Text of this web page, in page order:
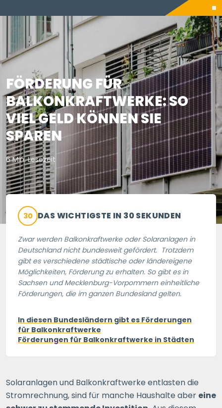
FÖRDERUNG FÜR
BALKONKRAFTWERKE: SO
VIEL GELD KÖNNEN SIE
SPAREN
6 Min. Lesezeit
30 DAS WICHTIGSTE IN 30 SEKUNDEN
Zwar werden Balkonkraftwerke oder Solaranlagen in
Deutschland nicht bundesweit gefördert. Trotzdem
gibt es verschiedene städtische oder ländereigene
Möglichkeiten, Förderung zu erhalten. So gibt es in
Sachsen und Mecklenburg-Vorpommern einheitliche
Förderungen, die im ganzen Bundesland gelten.
In diesen Bundesländern gibt es Förderungen
für Balkonkraftwerke
Förderungen für Balkonkraftwerke in Städten
Solaranlagen und Balkonkraftwerke entlasten die
Stromrechnung, sind für manche Haushalte aber eine